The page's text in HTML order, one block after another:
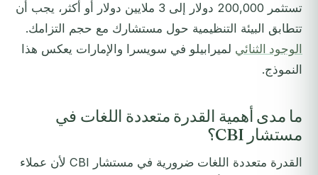
تستثمر 200,000 دولار إلى 3 ملايين دولار أو أكثر، يجب أن
تتطابق البيئة التنظيمية حول مستشارك مع حجم التزامك.
الوجود الثنائي لميرابيلو في سويسرا والإمارات يعكس هذا
النموذج.
ما مدى أهمية القدرة متعددة اللغات في
مستشار CBI؟
القدرة متعددة اللغات ضرورية في مستشار CBI لأن عملاء